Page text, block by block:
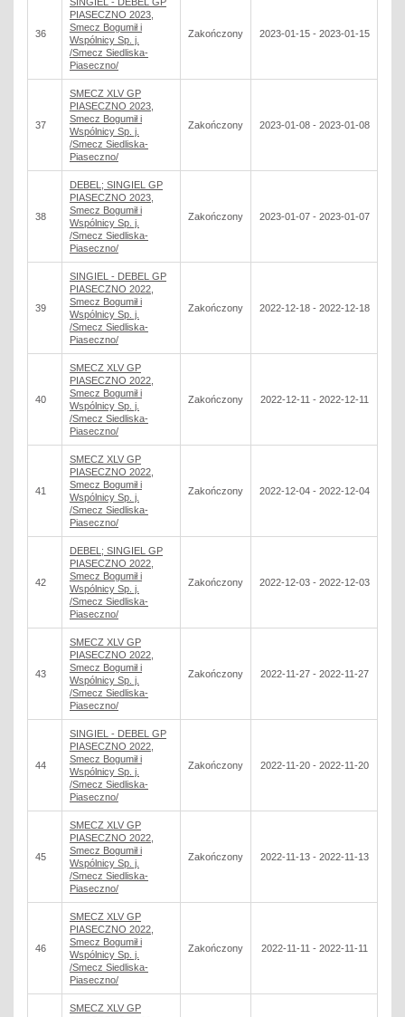
36
PIASECZNO 2023,
Smecz Bogumił i
Wspólnicy Sp. j.
/Smecz Siedliska-
Piaseczno/
Zakończony 2023-01-15 - 2023-01-15
37
SMECZ XLV GP
PIASECZNO 2023,
Smecz Bogumił i
Wspólnicy Sp. j.
/Smecz Siedliska-
Piaseczno/
Zakończony 2023-01-08 - 2023-01-08
38
DEBEL; SINGIEL GP
PIASECZNO 2023,
Smecz Bogumił i
Wspólnicy Sp. j.
/Smecz Siedliska-
Piaseczno/
Zakończony 2023-01-07 - 2023-01-07
39
SINGIEL - DEBEL GP
PIASECZNO 2022,
Smecz Bogumił i
Wspólnicy Sp. j.
/Smecz Siedliska-
Piaseczno/
Zakończony 2022-12-18 - 2022-12-18
40
SMECZ XLV GP
PIASECZNO 2022,
Smecz Bogumił i
Wspólnicy Sp. j.
/Smecz Siedliska-
Piaseczno/
Zakończony 2022-12-11 - 2022-12-11
41
SMECZ XLV GP
PIASECZNO 2022,
Smecz Bogumił i
Wspólnicy Sp. j.
/Smecz Siedliska-
Piaseczno/
Zakończony 2022-12-04 - 2022-12-04
42
DEBEL; SINGIEL GP
PIASECZNO 2022,
Smecz Bogumił i
Wspólnicy Sp. j.
/Smecz Siedliska-
Piaseczno/
Zakończony 2022-12-03 - 2022-12-03
43
SMECZ XLV GP
PIASECZNO 2022,
Smecz Bogumił i
Wspólnicy Sp. j.
/Smecz Siedliska-
Piaseczno/
Zakończony 2022-11-27 - 2022-11-27
44
SINGIEL - DEBEL GP
PIASECZNO 2022,
Smecz Bogumił i
Wspólnicy Sp. j.
/Smecz Siedliska-
Piaseczno/
Zakończony 2022-11-20 - 2022-11-20
45
SMECZ XLV GP
PIASECZNO 2022,
Smecz Bogumił i
Wspólnicy Sp. j.
/Smecz Siedliska-
Piaseczno/
Zakończony 2022-11-13 - 2022-11-13
46
SMECZ XLV GP
PIASECZNO 2022,
Smecz Bogumił i
Wspólnicy Sp. j.
/Smecz Siedliska-
Piaseczno/
Zakończony 2022-11-11 - 2022-11-11
SMECZ XLV GP